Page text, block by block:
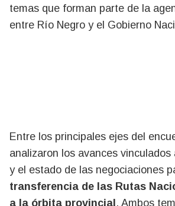
temas que forman parte de la
entre Río Negro y el Gobierno
Entre los principales ejes del
analizaron los avances vinculados
y el estado de las negociaciones
transferencia de las Rutas
a la órbita provincial . Ambos